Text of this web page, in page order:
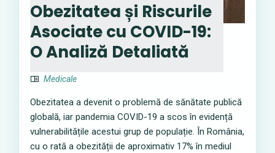
Obezitatea și Riscurile
Asociate cu COVID-19:
O Analiză Detaliată
Medicale
Obezitatea a devenit o problemă de sănătate publică
globală, iar pandemia COVID-19 a scos în evidență
vulnerabilitățile acestui grup de populație. În România,
cu o rată a obezității de aproximativ 17% în mediul